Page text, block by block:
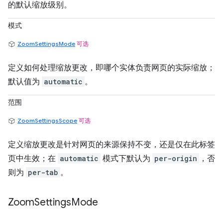
的默认缩放级别。
模式
ZoomSettingsMode 可选
定义如何处理缩放更改，即哪个实体负责网页的实际缩放；
默认值为 automatic 。
范围
ZoomSettingsScope 可选
定义缩放更改是针对网页的来源保持不变，还是仅在此标签
页中生效；在 automatic 模式下默认为 per-origin
，否
则为 per-tab 。
ZoomSettingsMode